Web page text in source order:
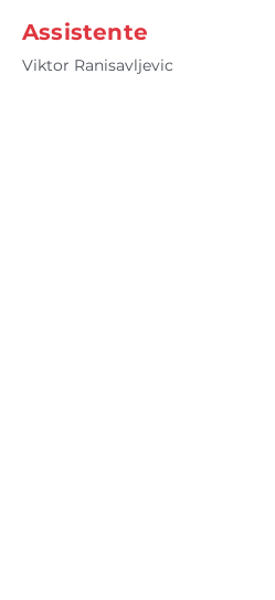
Assistente
Viktor Ranisavljevic